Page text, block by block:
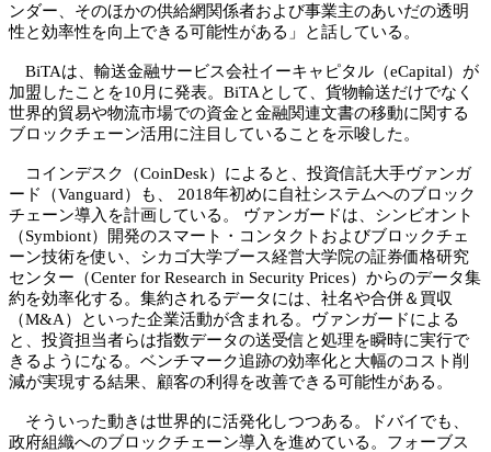
ンダー、そのほかの供給網関係者および事業主のあいだの透明
性と効率性を向上できる可能性がある」と話している。
BiTAは、輸送金融サービス会社イーキャピタル（eCapital）が
加盟したことを10月に発表。BiTAとして、貨物輸送だけでなく
世界的貿易や物流市場での資金と金融関連文書の移動に関する
ブロックチェーン活用に注目していることを示唆した。
コインデスク（CoinDesk）によると、投資信託大手ヴァンガ
ード（Vanguard）も、 2018年初めに自社システムへのブロック
チェーン導入を計画している。 ヴァンガードは、シンビオント
（Symbiont）開発のスマート・コンタクトおよびブロックチェ
ーン技術を使い、シカゴ大学ブース経営大学院の証券価格研究
センター（Center for Research in Security Prices）からのデータ集
約を効率化する。集約されるデータには、社名や合併＆買収
（M&A）といった企業活動が含まれる。ヴァンガードによる
と、投資担当者らは指数データの送受信と処理を瞬時に実行で
きるようになる。ベンチマーク追跡の効率化と大幅のコスト削
減が実現する結果、顧客の利得を改善できる可能性がある。
そういった動きは世界的に活発化しつつある。ドバイでも、
政府組織へのブロックチェーン導入を進めている。フォーブス